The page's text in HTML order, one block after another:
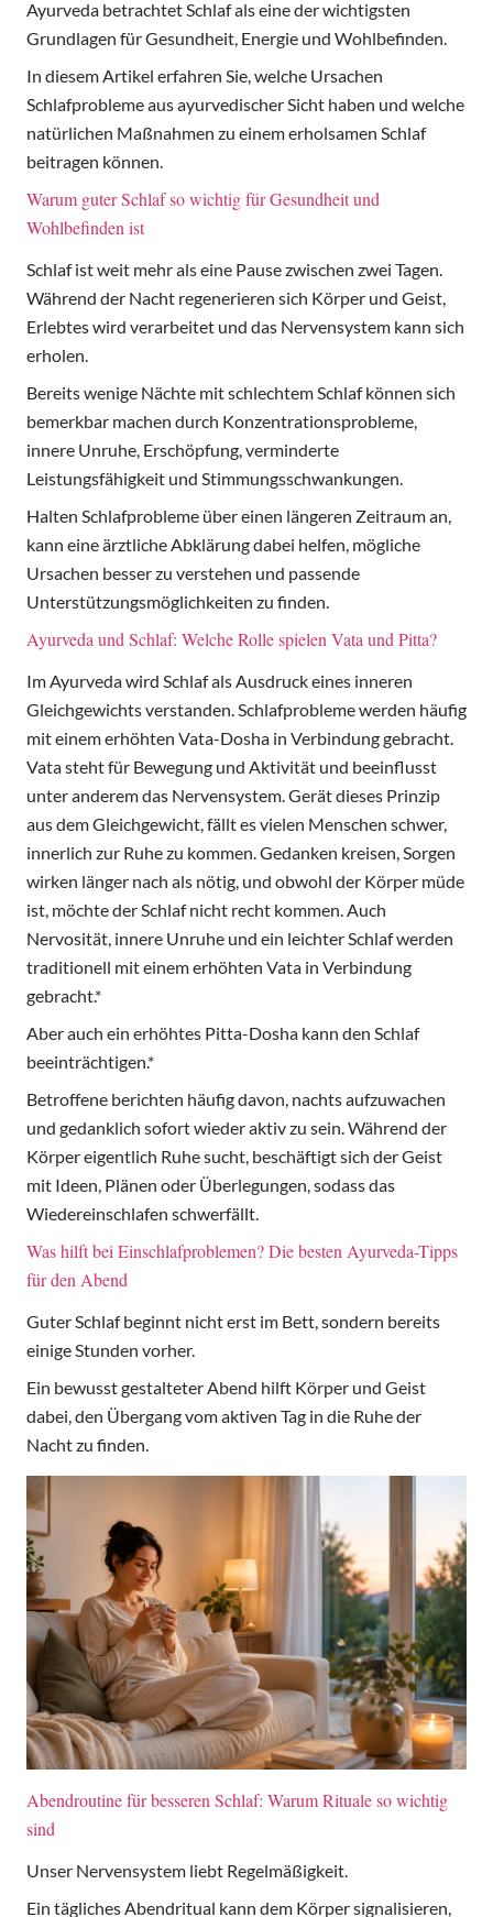
Ayurveda betrachtet Schlaf als eine der wichtigsten
Grundlagen für Gesundheit, Energie und Wohlbefinden.
In diesem Artikel erfahren Sie, welche Ursachen
Schlafprobleme aus ayurvedischer Sicht haben und welche
natürlichen Maßnahmen zu einem erholsamen Schlaf
beitragen können.
Warum guter Schlaf so wichtig für Gesundheit und
Wohlbefinden ist
Schlaf ist weit mehr als eine Pause zwischen zwei Tagen.
Während der Nacht regenerieren sich Körper und Geist,
Erlebtes wird verarbeitet und das Nervensystem kann sich
erholen.
Bereits wenige Nächte mit schlechtem Schlaf können sich
bemerkbar machen durch Konzentrationsprobleme,
innere Unruhe, Erschöpfung, verminderte
Leistungsfähigkeit und Stimmungsschwankungen.
Halten Schlafprobleme über einen längeren Zeitraum an,
kann eine ärztliche Abklärung dabei helfen, mögliche
Ursachen besser zu verstehen und passende
Unterstützungsmöglichkeiten zu finden.
Ayurveda und Schlaf: Welche Rolle spielen Vata und Pitta?
Im Ayurveda wird Schlaf als Ausdruck eines inneren
Gleichgewichts verstanden. Schlafprobleme werden häufig
mit einem erhöhten Vata-Dosha in Verbindung gebracht.
Vata steht für Bewegung und Aktivität und beeinflusst
unter anderem das Nervensystem. Gerät dieses Prinzip
aus dem Gleichgewicht, fällt es vielen Menschen schwer,
innerlich zur Ruhe zu kommen. Gedanken kreisen, Sorgen
wirken länger nach als nötig, und obwohl der Körper müde
ist, möchte der Schlaf nicht recht kommen. Auch
Nervosität, innere Unruhe und ein leichter Schlaf werden
traditionell mit einem erhöhten Vata in Verbindung
gebracht.*
Aber auch ein erhöhtes Pitta-Dosha kann den Schlaf
beeinträchtigen.*
Betroffene berichten häufig davon, nachts aufzuwachen
und gedanklich sofort wieder aktiv zu sein. Während der
Körper eigentlich Ruhe sucht, beschäftigt sich der Geist
mit Ideen, Plänen oder Überlegungen, sodass das
Wiedereinschlafen schwerfällt.
Was hilft bei Einschlafproblemen? Die besten Ayurveda-Tipps
für den Abend
Guter Schlaf beginnt nicht erst im Bett, sondern bereits
einige Stunden vorher.
Ein bewusst gestalteter Abend hilft Körper und Geist
dabei, den Übergang vom aktiven Tag in die Ruhe der
Nacht zu finden.
Abendroutine für besseren Schlaf: Warum Rituale so wichtig
sind
Unser Nervensystem liebt Regelmäßigkeit.
Ein tägliches Abendritual kann dem Körper signalisieren,